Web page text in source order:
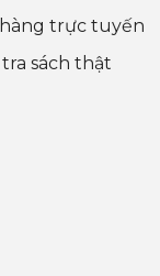
trực tuyến
sách thật